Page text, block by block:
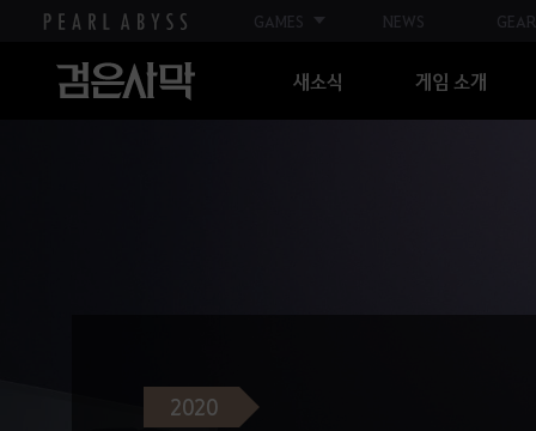
GAMES NEWS GEAR
새소식 게임 소개
2020